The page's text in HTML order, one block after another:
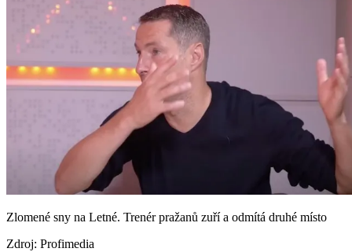
Zlomené sny na Letné. Trenér pražanů zuří a odmítá druhé místo
Zdroj: Profimedia